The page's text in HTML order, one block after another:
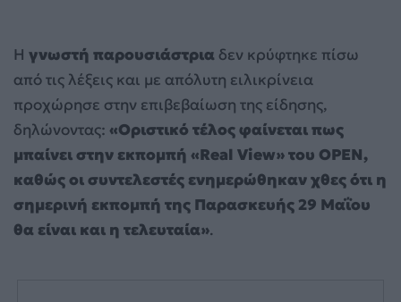
Η γνωστή παρουσιάστρια δεν κρύφτηκε πίσω
από τις λέξεις και με απόλυτη ειλικρίνεια
προχώρησε στην επιβεβαίωση της είδησης,
δηλώνοντας: «Οριστικό τέλος φαίνεται πως
μπαίνει στην εκπομπή «Real View» του OPEN,
καθώς οι συντελεστές ενημερώθηκαν χθες ότι η
σημερινή εκπομπή της Παρασκευής 29 Μαΐου
θα είναι και η τελευταία».